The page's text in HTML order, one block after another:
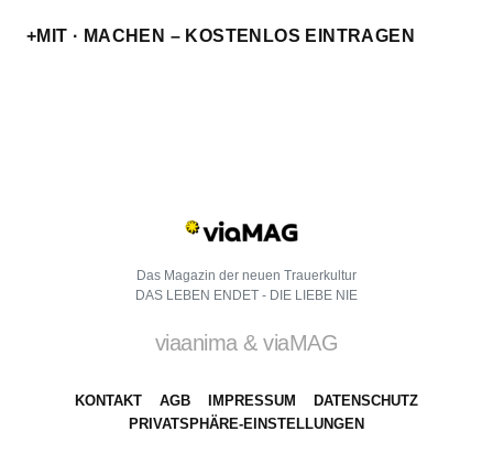
+MIT · MACHEN – KOSTENLOS EINTRAGEN
Das Magazin der neuen Trauerkultur
DAS LEBEN ENDET - DIE LIEBE NIE
viaanima & viaMAG
KONTAKT AGB IMPRESSUM
DATENSCHUTZ
PRIVATSPHÄRE-EINSTELLUNGEN